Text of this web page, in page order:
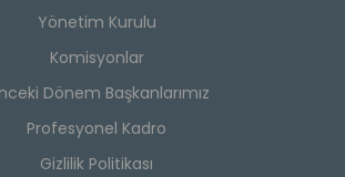
Yönetim Kurulu
Komisyonlar
Dönem Başkanlarımız
Profesyonel Kadro
Gizlilik Politikası